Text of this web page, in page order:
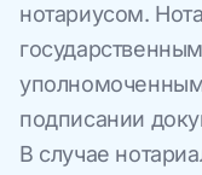
нотариусом.
уполномоченным
подписании
В случае